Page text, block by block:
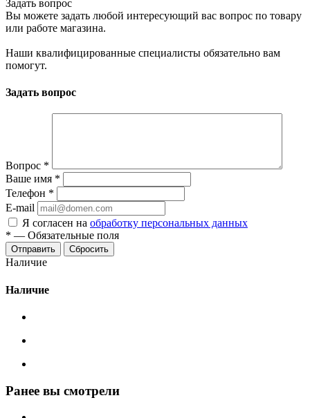
Задать вопрос
Вы можете задать любой интересующий вас вопрос по товару
или работе магазина.
Наши квалифицированные специалисты обязательно вам
помогут.
Задать вопрос
Вопрос *
Ваше имя *
Телефон *
E-mail
Я согласен на обработку персональных данных
* — Обязательные поля
Сбросить
Наличие
Наличие
Ранее вы смотрели